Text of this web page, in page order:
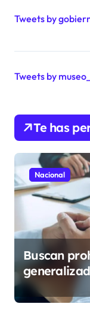
Tweets by
Tweets by
Te has
Nacional
Buscan
penales
en México